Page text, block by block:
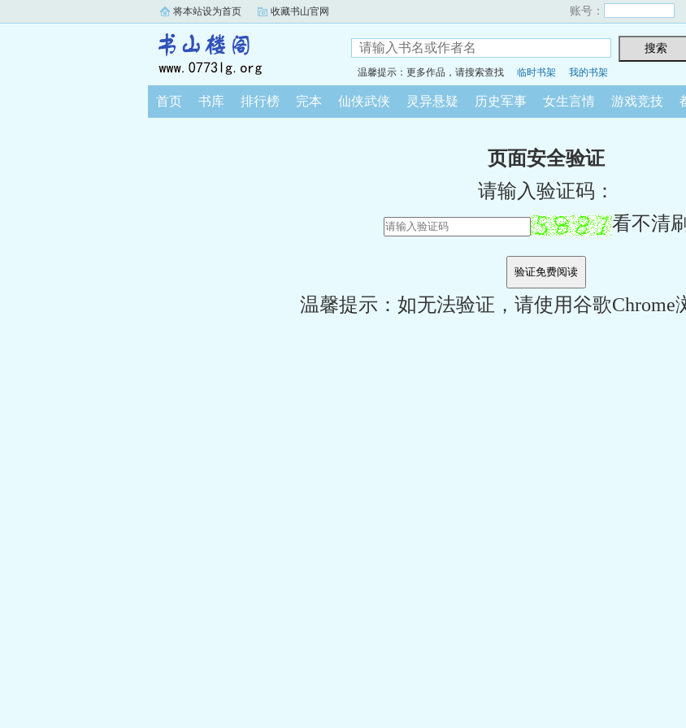
将本站设为首页 收藏书山官网 账号：
温馨提示：更多作品，请搜索查找 临时书架 我的书架
首页 书库 排行榜 完本 仙侠武侠 灵异悬疑 历史军事 女生言情 游戏竞技
页面安全验证
请输入验证码：
看不清
温馨提示：如无法验证，请使用谷歌Chrome